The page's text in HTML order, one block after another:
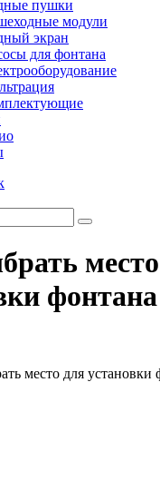
пушки
модули
экран
для фонтана
фонтана
место для установки